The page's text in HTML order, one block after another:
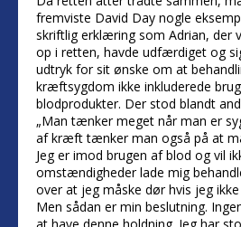
fremviste David Day nogle
skriftlig erklæring som Adrian, der
op i retten, havde udfærdiget og
udtryk for sit ønske om at
kræftsygdom ikke inkluderede
blodprodukter. Der stod blandt
„Man tænker meget når man er
af kræft tænker man også på at
Jeg er imod brugen af blod og vil
omstændigheder lade mig
over at jeg måske dør hvis jeg
Men sådan er min beslutning.